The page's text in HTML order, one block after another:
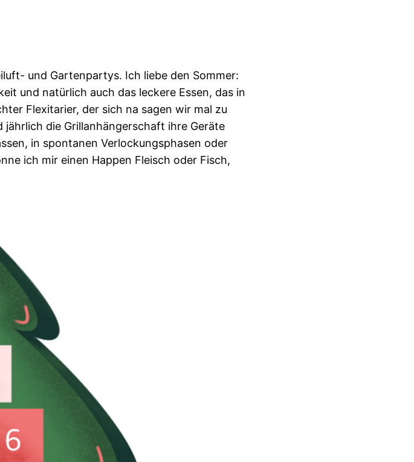
und Gartenpartys. Ich liebe den Sommer:
und natürlich auch das leckere Essen, das in
Flexitarier, der sich na sagen wir mal zu
die Grillanhängerschaft ihre Geräte
in spontanen Verlockungsphasen oder
ich mir einen Happen Fleisch oder Fisch,